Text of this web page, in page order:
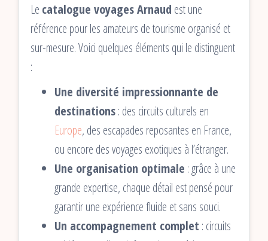
Le catalogue voyages Arnaud est une
référence pour les amateurs de tourisme organisé et
sur-mesure. Voici quelques éléments qui le distinguent
:
Une diversité impressionnante de
destinations: des circuits culturels en
Europe, des escapades reposantes en France,
ou encore des voyages exotiques à l’étranger.
Une organisation optimale : grâce à une
grande expertise, chaque détail est pensé pour
garantir une expérience fluide et sans souci.
Un accompagnement complet : circuits